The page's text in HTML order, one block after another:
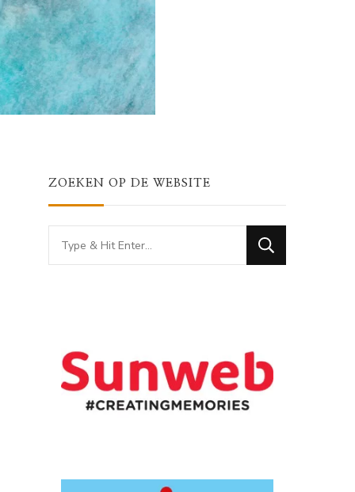
ZOEKEN OP DE WEBSITE
Looking
for